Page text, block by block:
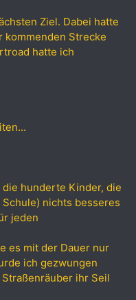
Ziel. Dabei hatte
kommenden Strecke
hatte ich
hunderte Kinder, die
nichts besseres
jeden
es mit der Dauer nur
ich gezwungen
ihr Seil